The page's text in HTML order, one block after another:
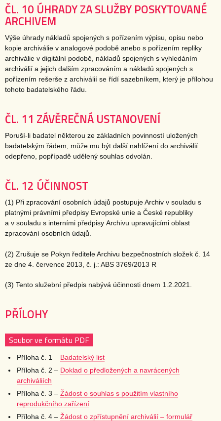
ČL. 10 ÚHRADY ZA SLUŽBY POSKYTOVANÉ
ARCHIVEM
Výše úhrady nákladů spojených s pořízením výpisu, opisu nebo
kopie archiválie v analogové podobě anebo s pořízením repliky
archiválie v digitální podobě, nákladů spojených s vyhledáním
archiválií a jejich dalším zpracováním a nákladů spojených s
pořízením rešerše z archiválií se řídí sazebníkem, který je přílohou
tohoto badatelského řádu.
ČL. 11 ZÁVĚREČNÁ USTANOVENÍ
Poruší-li badatel některou ze základních povinností uložených
badatelským řádem, může mu být další nahlížení do archiválií
odepřeno, popřípadě udělený souhlas odvolán.
ČL. 12 ÚČINNOST
(1) Při zpracování osobních údajů postupuje Archiv v souladu s
platnými právními předpisy Evropské unie a České republiky
a v souladu s interními předpisy Archivu upravujícími oblast
zpracování osobních údajů.
(2) Zrušuje se Pokyn ředitele Archivu bezpečnostních složek č. 14
ze dne 4. července 2013, č. j.: ABS 3769/2013 R
(3) Tento služební předpis nabývá účinnosti dnem 1.2.2021.
PŘÍLOHY
Soubor ve formátu PDF
Příloha č. 1 – Badatelský list
Příloha č. 2 – Doklad o předložených a navrácených
archiváliích
Příloha č. 3 – Žádost o souhlas s použitím vlastního
reprodukčního zařízení
Příloha č. 4 – Žádost o zpřístupnění archiválií – formulář